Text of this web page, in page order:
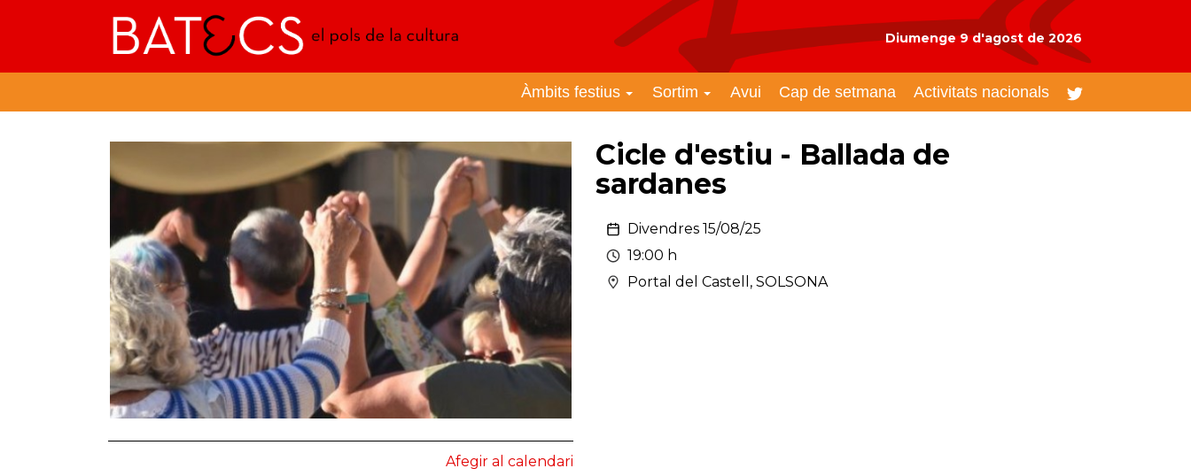
Batecs Diumenge 9 d'agost de 2026
Àmbits festius Sortim Avui Cap de setmana Activitats nacionals
Afegir al calendari
Cicle d'estiu - Ballada de
sardanes
Divendres 15/08/25
19:00 h
Portal del Castell, SOLSONA